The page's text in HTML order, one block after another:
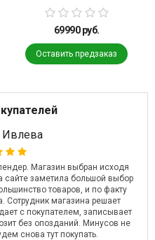
69990 руб.
Оставить предзаказ
Ивлева
Магазин выбран исходя
сайте заметила большой выбор
товаров, и по факту
Сотрудник магазина решает
с покупателем, записывает
без опозданий. Минусов не
снова тут покупать.